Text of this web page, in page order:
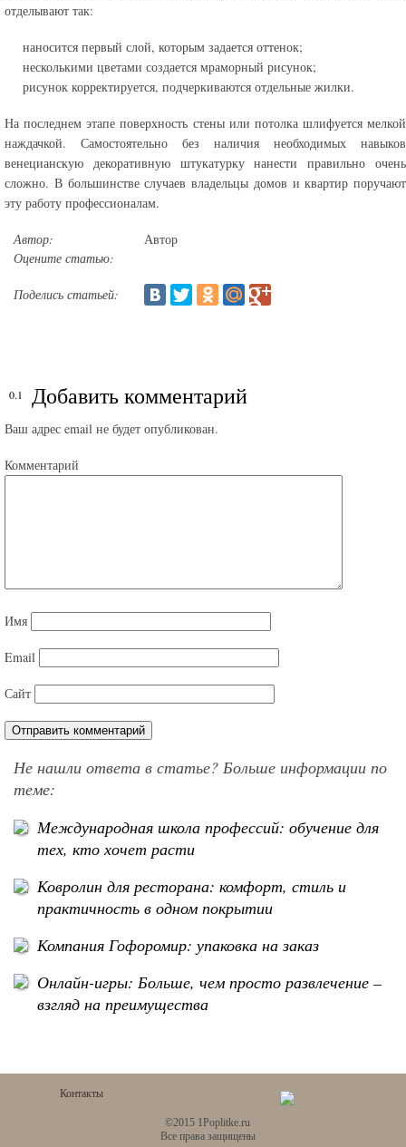
отделывают так:
наносится первый слой, которым задается оттенок;
несколькими цветами создается мраморный рисунок;
рисунок корректируется, подчеркиваются отдельные жилки.
На последнем этапе поверхность стены или потолка шлифуется мелкой
наждачкой. Самостоятельно без наличия необходимых навыков
венецианскую декоративную штукатурку нанести правильно очень
сложно. В большинстве случаев владельцы домов и квартир поручают
эту работу профессионалам.
Автор:
Автор
Оцените статью:
Поделись статьей:
Добавить комментарий
Ваш адрес email не будет опубликован.
Комментарий
Имя
Email
Сайт
Не нашли ответа в статье? Больше информации по
теме:
Международная школа профессий: обучение для
тех, кто хочет расти
Ковролин для ресторана: комфорт, стиль и
практичность в одном покрытии
Компания Гофоромир: упаковка на заказ
Онлайн-игры: Больше, чем просто развлечение –
взгляд на преимущества
Контакты
©2015 1Poplitke.ru
Все права защищены